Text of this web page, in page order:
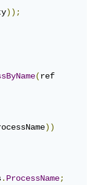
));
(ref
))
. ProcessName;